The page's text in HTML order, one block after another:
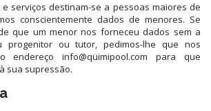
serviços destinam-se a pessoas maiores de
conscientemente dados de menores. Se
que um menor nos forneceu dados sem a
progenitor ou tutor, pedimos-lhe que nos
endereço info@quimipool.com para que
sua supressão.